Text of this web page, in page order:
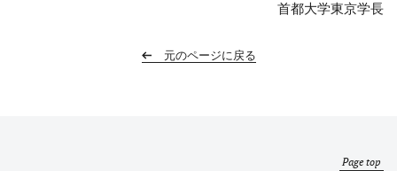
首都大学東京学長
元のページに戻る
Page top